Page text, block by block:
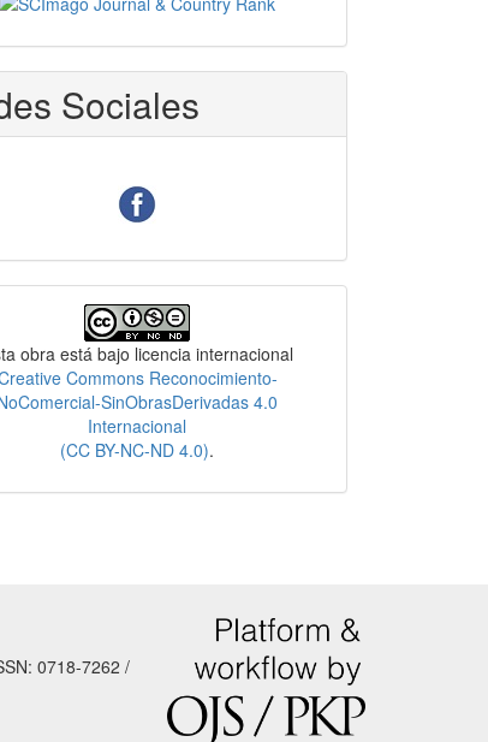
Sociales
obra está bajo licencia internacional
Commons Reconocimiento-
SinObrasDerivadas 4.0
Internacional
(CC BY-NC-ND 4.0).
0718-7262 /